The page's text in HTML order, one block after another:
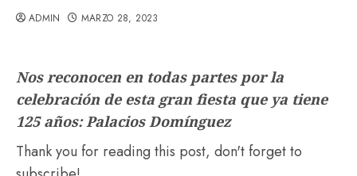
ADMIN MARZO 28, 2023
Nos reconocen en todas partes por la
celebración de esta gran fiesta que ya tiene
125 años: Palacios Domínguez
Thank you for reading this post, don't forget to